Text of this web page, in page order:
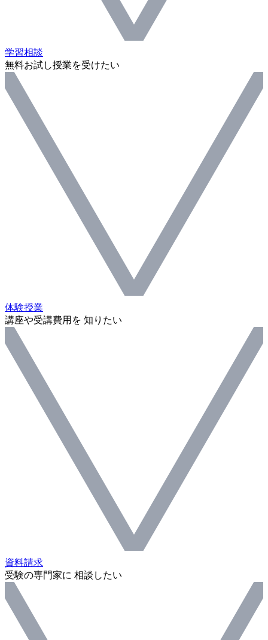
学習相談
無料お試し授業を受けたい
体験授業
講座や受講費用を 知りたい
資料請求
受験の専門家に 相談したい